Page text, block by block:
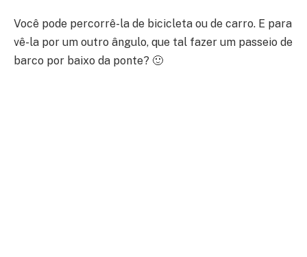
Você pode percorrê-la de bicicleta ou de carro. E para
vê-la por um outro ângulo, que tal fazer um passeio de
barco por baixo da ponte? 🙂